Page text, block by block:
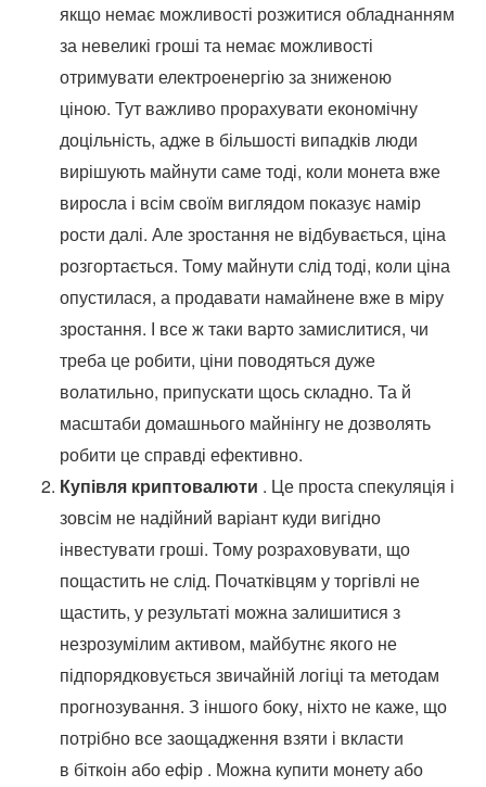
якщо немає можливості розжитися обладнанням
за невеликі гроші та немає можливості
отримувати електроенергію за зниженою
ціною. Тут важливо прорахувати економічну
доцільність, адже в більшості випадків люди
вирішують майнути саме тоді, коли монета вже
виросла і всім своїм виглядом показує намір
рости далі. Але зростання не відбувається, ціна
розгортається. Тому майнути слід тоді, коли ціна
опустилася, а продавати намайнене вже в міру
зростання. І все ж таки варто замислитися, чи
треба це робити, ціни поводяться дуже
волатильно, припускати щось складно. Та й
масштаби домашнього майнінгу не дозволять
робити це справді ефективно.
Купівля криптовалюти . Це проста спекуляція і
зовсім не надійний варіант куди вигідно
інвестувати гроші. Тому розраховувати, що
пощастить не слід. Початківцям у торгівлі не
щастить, у результаті можна залишитися з
незрозумілим активом, майбутнє якого не
підпорядковується звичайній логіці та методам
прогнозування. З іншого боку, ніхто не каже, що
потрібно все заощадження взяти і вкласти
в біткоін або ефір . Можна купити монету або